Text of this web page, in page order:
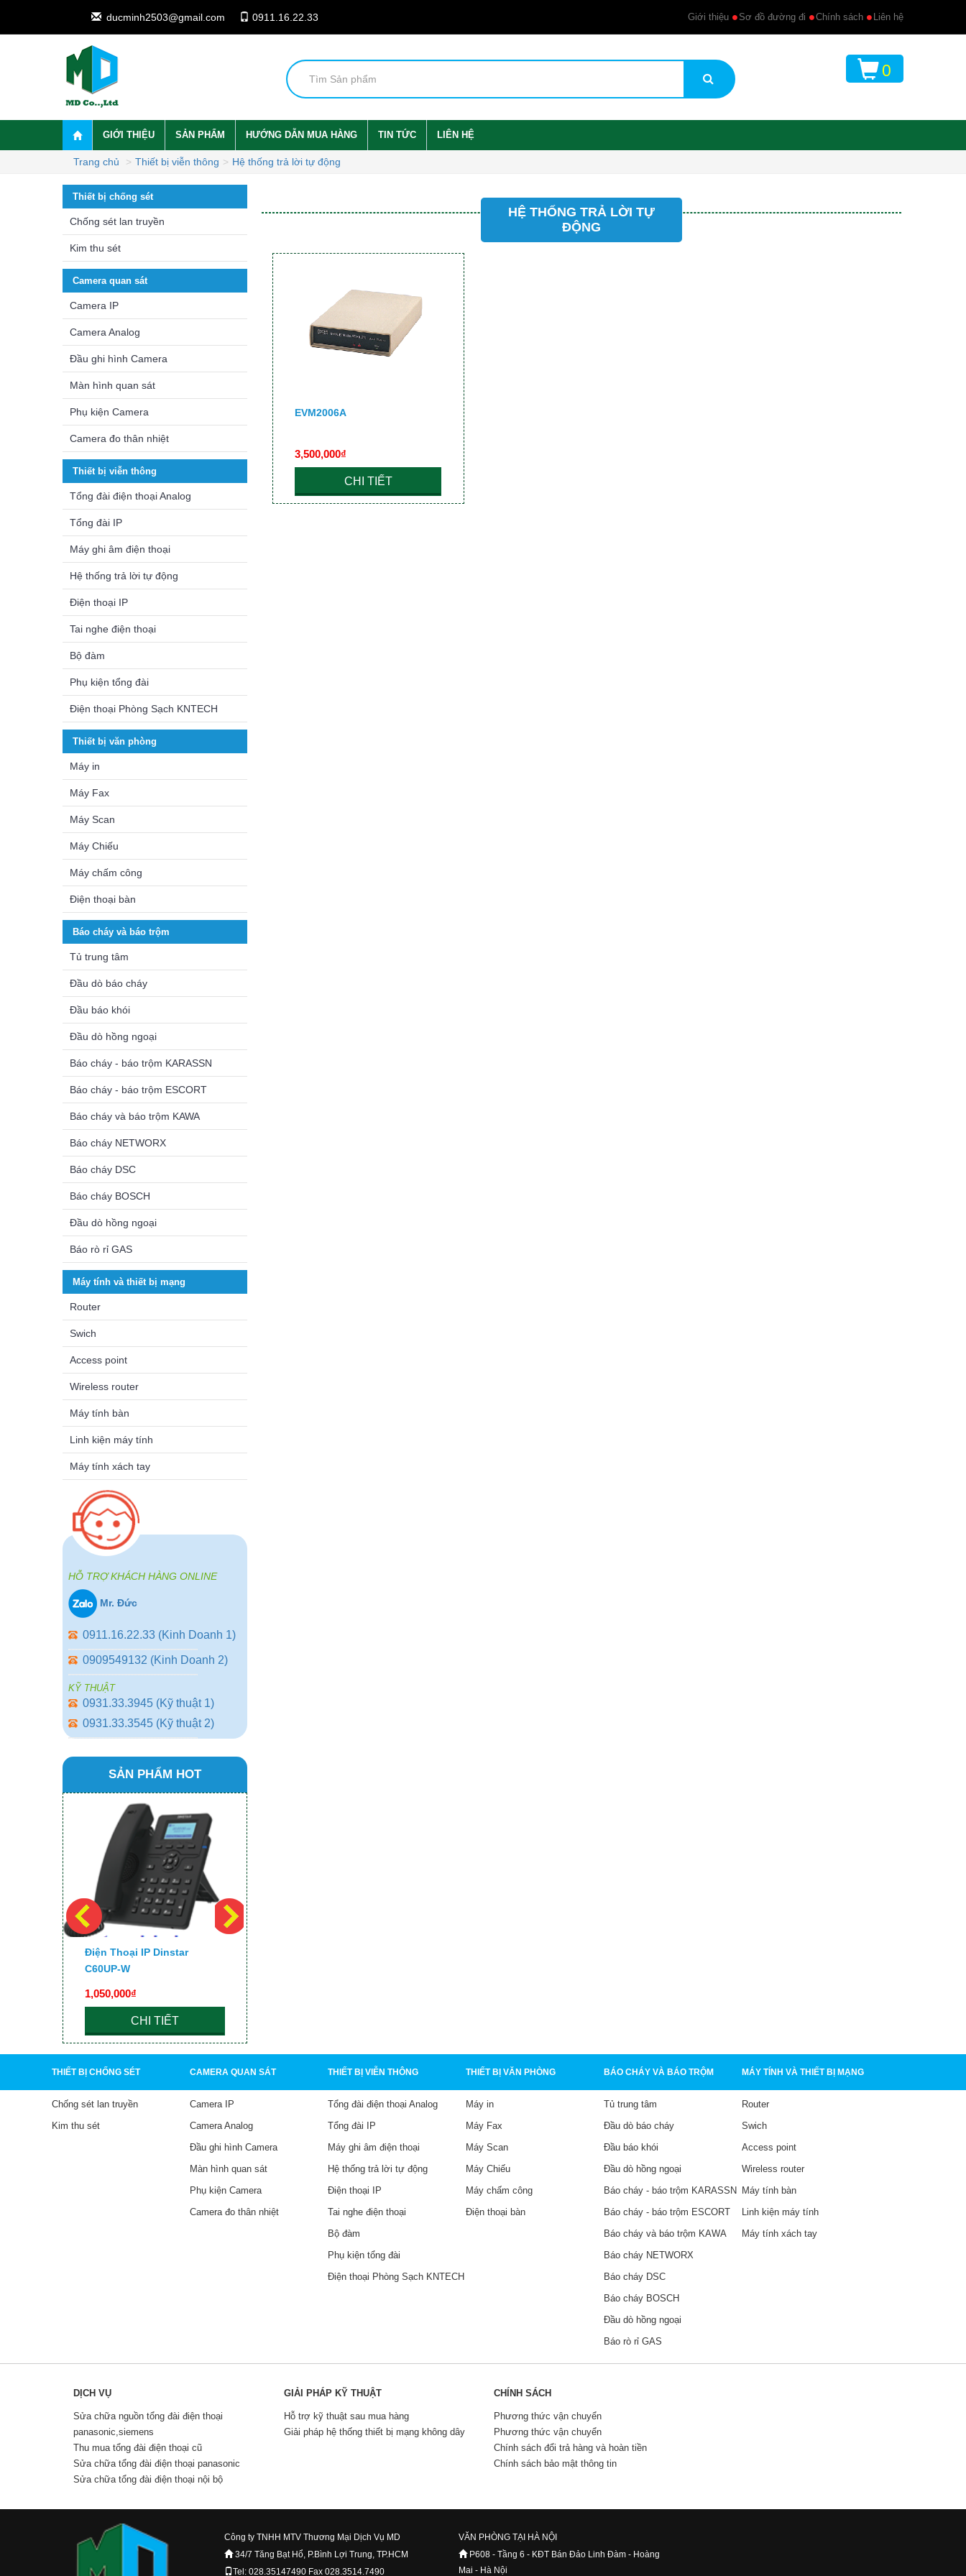
ducminh2503@gmail.com 0911.16.22.33 Giới thiệu Sơ đồ đường đi Chính sách Liên hệ
0
GIỚI THIỆU SẢN PHẨM HƯỚNG DẪN MUA HÀNG TIN TỨC LIÊN HỆ
Trang chủ Thiết bị viễn thông Hệ thống trả lời tự động
Thiết bị chống sét
Chống sét lan truyền
Kim thu sét
Camera quan sát
Camera IP
Camera Analog
Đầu ghi hình Camera
Màn hình quan sát
Phụ kiện Camera
Camera đo thân nhiệt
Thiết bị viễn thông
Tổng đài điện thoại Analog
Tổng đài IP
Máy ghi âm điện thoại
Hệ thống trả lời tự động
Điện thoại IP
Tai nghe điện thoại
Bộ đàm
Phụ kiện tổng đài
Điện thoại Phòng Sạch KNTECH
Thiết bị văn phòng
Máy in
Máy Fax
Máy Scan
Máy Chiếu
Máy chấm công
Điện thoại bàn
Báo cháy và báo trộm
Tủ trung tâm
Đầu dò báo cháy
Đầu báo khói
Đầu dò hồng ngoại
Báo cháy - báo trộm KARASSN
Báo cháy - báo trộm ESCORT
Báo cháy và báo trộm KAWA
Báo cháy NETWORX
Báo cháy DSC
Báo cháy BOSCH
Đầu dò hồng ngoại
Báo rò rỉ GAS
Máy tính và thiết bị mạng
Router
Swich
Access point
Wireless router
Máy tính bàn
Linh kiện máy tính
Máy tính xách tay
HỖ TRỢ KHÁCH HÀNG ONLINE
Mr. Đức
0911.16.22.33 (Kinh Doanh 1)
0909549132 (Kinh Doanh 2)
KỸ THUẬT
0931.33.3945 (Kỹ thuật 1)
0931.33.3545 (Kỹ thuật 2)
SẢN PHẨM HOT
Điện Thoại IP Dinstar
C60UP-W
1,050,000₫
CHI TIẾT
HỆ THỐNG TRẢ LỜI TỰ
ĐỘNG
EVM2006A
3,500,000₫
CHI TIẾT
THIẾT BỊ CHỐNG SÉT CAMERA QUAN SÁT THIẾT BỊ VIỄN THÔNG THIẾT BỊ VĂN PHÒNG BÁO CHÁY VÀ BÁO TRỘM MÁY TÍNH VÀ THIẾT BỊ MẠNG
Chống sét lan truyền
Kim thu sét
Camera IP
Camera Analog
Đầu ghi hình Camera
Màn hình quan sát
Phụ kiện Camera
Camera đo thân nhiệt
Tổng đài điện thoại Analog
Tổng đài IP
Máy ghi âm điện thoại
Hệ thống trả lời tự động
Điện thoại IP
Tai nghe điện thoại
Bộ đàm
Phụ kiện tổng đài
Điện thoại Phòng Sạch KNTECH
Máy in
Máy Fax
Máy Scan
Máy Chiếu
Máy chấm công
Điện thoại bàn
Tủ trung tâm
Đầu dò báo cháy
Đầu báo khói
Đầu dò hồng ngoại
Báo cháy - báo trộm KARASSN
Báo cháy - báo trộm ESCORT
Báo cháy và báo trộm KAWA
Báo cháy NETWORX
Báo cháy DSC
Báo cháy BOSCH
Đầu dò hồng ngoại
Báo rò rỉ GAS
Router
Swich
Access point
Wireless router
Máy tính bàn
Linh kiện máy tính
Máy tính xách tay
DỊCH VỤ
Sửa chữa nguồn tổng đài điện thoại
panasonic,siemens
Thu mua tổng đài điện thoại cũ
Sửa chữa tổng đài điện thoại panasonic
Sửa chữa tổng đài điện thoại nội bộ
GIẢI PHÁP KỸ THUẬT
Hỗ trợ kỹ thuật sau mua hàng
Giải pháp hệ thống thiết bị mạng không dây
CHÍNH SÁCH
Phương thức vận chuyển
Phương thức vận chuyển
Chính sách đổi trả hàng và hoàn tiền
Chính sách bảo mật thông tin
Công ty TNHH MTV Thương Mại Dịch Vụ MD
34/7 Tăng Bạt Hổ, P.Bình Lợi Trung, TP.HCM
Tel: 028.35147490 Fax 028.3514.7490
VĂN PHÒNG TẠI HÀ NỘI
P608 - Tầng 6 - KĐT Bán Đảo Linh Đàm - Hoàng
Mai - Hà Nội